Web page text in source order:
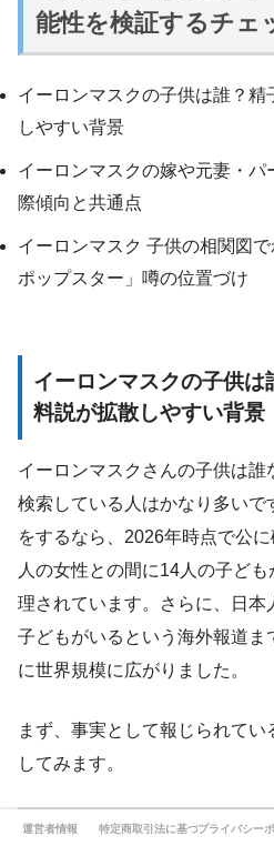
能性を検証するチェ
イーロンマスクの子供は誰？
しやすい背景
イーロンマスクの嫁や元妻・
際傾向と共通点
イーロンマスク 子供の相関図
ポップスター」噂の位置づけ
イーロンマスクの子供
料説が拡散しやすい背景
イーロンマスクさんの子供は誰
検索している人はかなり多い
をするなら、2026年時点で公
人の女性との間に14人の子ど
理されています。さらに、日本
子どもがいるという海外報道
に世界規模に広がりました。
まず、事実として報じられて
してみます。
子ど
運営者情報 特定商取引法に基づく表記プライバシーポ